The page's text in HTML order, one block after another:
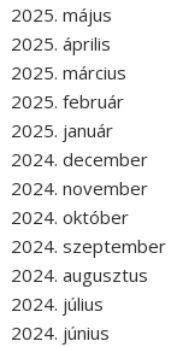
2025. május
2025. április
2025. március
2025. február
2025. január
2024. december
2024. november
2024. október
2024. szeptember
2024. augusztus
2024. július
2024. június